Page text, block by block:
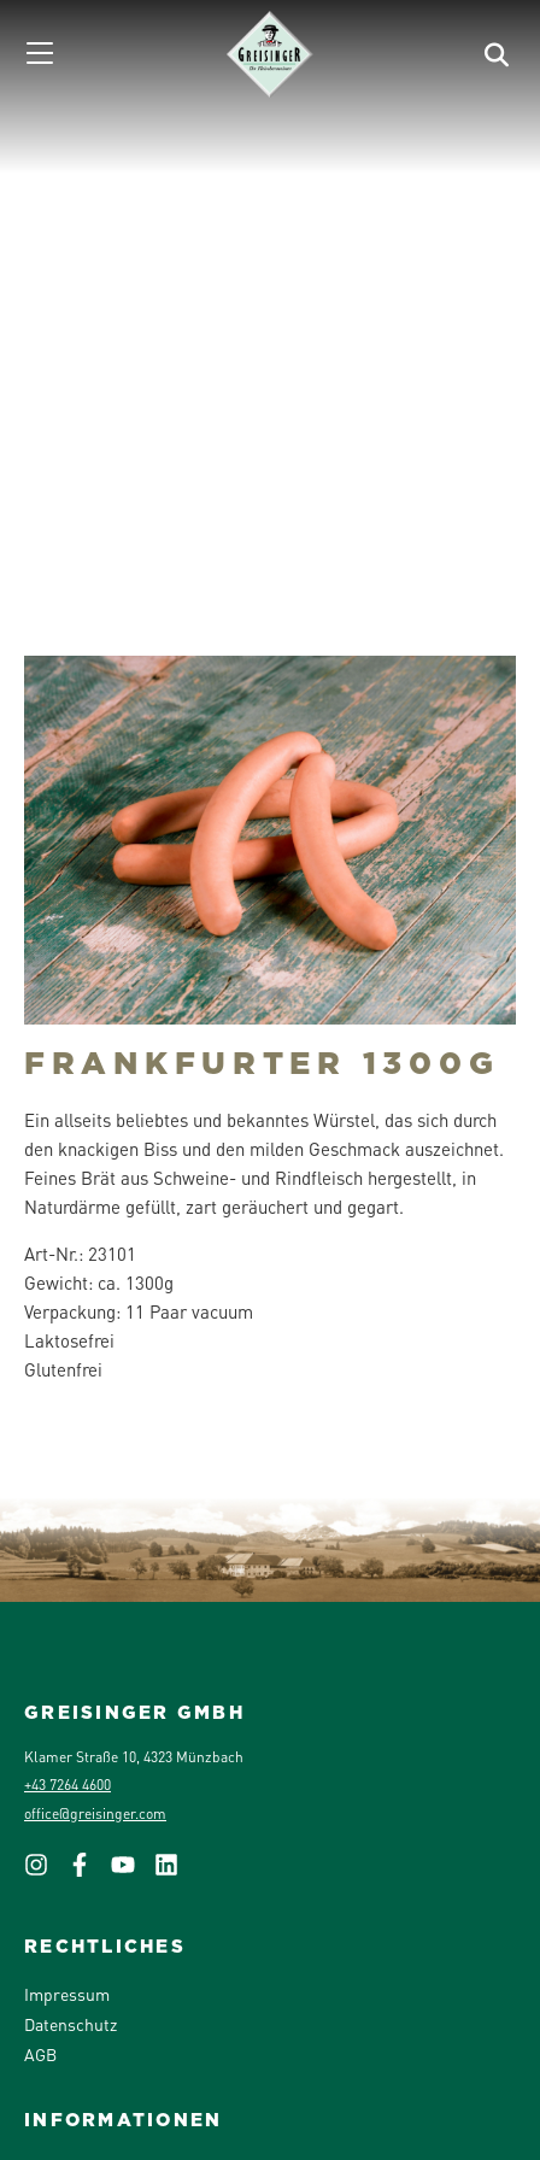
FRANKFURTER 1300G
Ein allseits beliebtes und bekanntes Würstel, das sich durch
den knackigen Biss und den milden Geschmack auszeichnet.
Feines Brät aus Schweine- und Rindfleisch hergestellt, in
Naturdärme gefüllt, zart geräuchert und gegart.
Art-Nr.: 23101
Gewicht: ca. 1300g
Verpackung: 11 Paar vacuum
Laktosefrei
Glutenfrei
GREISINGER GMBH
Klamer Straße 10, 4323 Münzbach
+43 7264 4600
office@greisinger.com
RECHTLICHES
Impressum
Datenschutz
AGB
INFORMATIONEN